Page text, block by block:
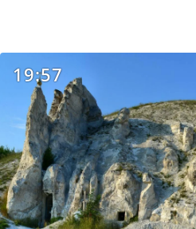
19:57